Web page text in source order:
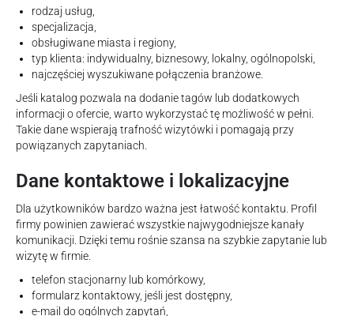
rodzaj usług,
specjalizacja,
obsługiwane miasta i regiony,
typ klienta: indywidualny, biznesowy, lokalny, ogólnopolski,
najczęściej wyszukiwane połączenia branżowe.
Jeśli katalog pozwala na dodanie tagów lub dodatkowych
informacji o ofercie, warto wykorzystać tę możliwość w pełni.
Takie dane wspierają trafność wizytówki i pomagają przy
powiązanych zapytaniach.
Dane kontaktowe i lokalizacyjne
Dla użytkowników bardzo ważna jest łatwość kontaktu. Profil
firmy powinien zawierać wszystkie najwygodniejsze kanały
komunikacji. Dzięki temu rośnie szansa na szybkie zapytanie lub
wizytę w firmie.
telefon stacjonarny lub komórkowy,
formularz kontaktowy, jeśli jest dostępny,
e-mail do ogólnych zapytań,